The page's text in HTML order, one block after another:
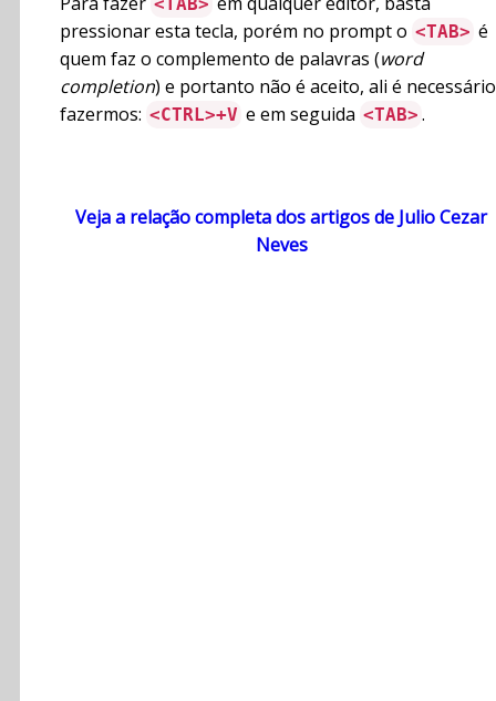
<TAB>
pressionar esta tecla, porém no prompt o <TAB> é
quem faz o complemento de palavras (word
completion) e portanto não é aceito, ali é necessário
fazermos: <CTRL>+V e em seguida <TAB> .
Veja a relação completa dos artigos de Julio Cezar
Neves